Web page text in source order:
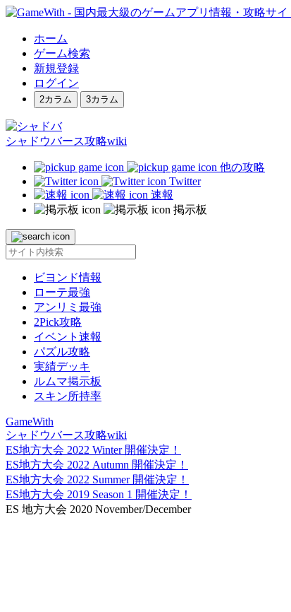
ホーム
ゲーム検索
新規登録
ログイン
2カラム 3カラム
シャドウバース攻略wiki
他の攻略
Twitter
速報
掲示板
ビヨンド情報
ローテ最強
アンリミ最強
2Pick攻略
イベント速報
パズル攻略
実績デッキ
ルムマ掲示板
スキン所持率
GameWith
シャドウバース攻略wiki
ES地方大会 2022 Winter 開催決定！
ES地方大会 2022 Autumn 開催決定！
ES地方大会 2022 Summer 開催決定！
ES地方大会 2019 Season 1 開催決定！
ES 地方大会 2020 November/December